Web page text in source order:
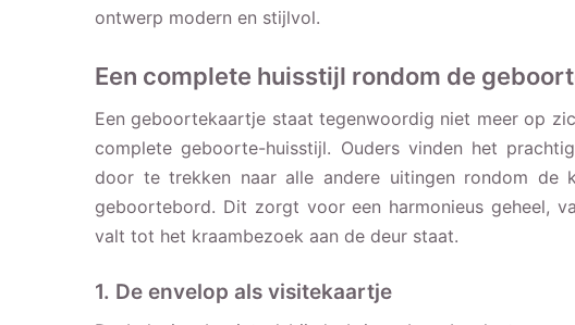
ontwerp modern en stijlvol.
Een complete huisstijl rondom de
Een geboortekaartje staat tegenwoordig niet meer op
complete geboorte-huisstijl. Ouders vinden het
door te trekken naar alle andere uitingen rondom de
geboortebord. Dit zorgt voor een harmonieus geheel,
valt tot het kraambezoek aan de deur staat.
1. De envelop als visitekaartje